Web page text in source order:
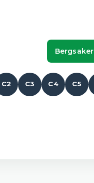
Bergsaker
C2 C3 C4 C5